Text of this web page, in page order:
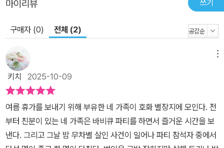
미에 더해 등장인물들의 애달픈 서사로 특별한 울림을 주는 ‘히가시
시리즈의 번외작으로 정의되는 『희망의 끈』을 제외하면, 『기도의 막
이 내릴 때』 이후 10년 만에 출간한 이번 신작 『당신이 누군가를 죽였
다』 역시 가슴 울리는 인물들의 서사와 한층 더 예리하고 밀도 높은
함께 열광시켰다. 미스터리를 사랑하는 독자라면, 작품의 첫 장을 펼
치는 순간부터 “최근 10년 히가시노 작품 중 틀림없는 최고 걸작”이
라는 센가이 아키유키 평론가의 말이 과언이 아님을 알 수 있을 것이
마이리뷰 쓰기
구매자 (0) 전체 (2)
키치 2025-10-09
여름 휴가를 보내기 위해 부유한 네 가족이 호화 별장지에 모인다. 전
부터 친분이 있는 네 가족은 바비큐 파티를 하면서 즐거운 시간을 보
낸다. 그리고 그날 밤 무차별 살인 사건이 일어나 파티 참석자 중에서